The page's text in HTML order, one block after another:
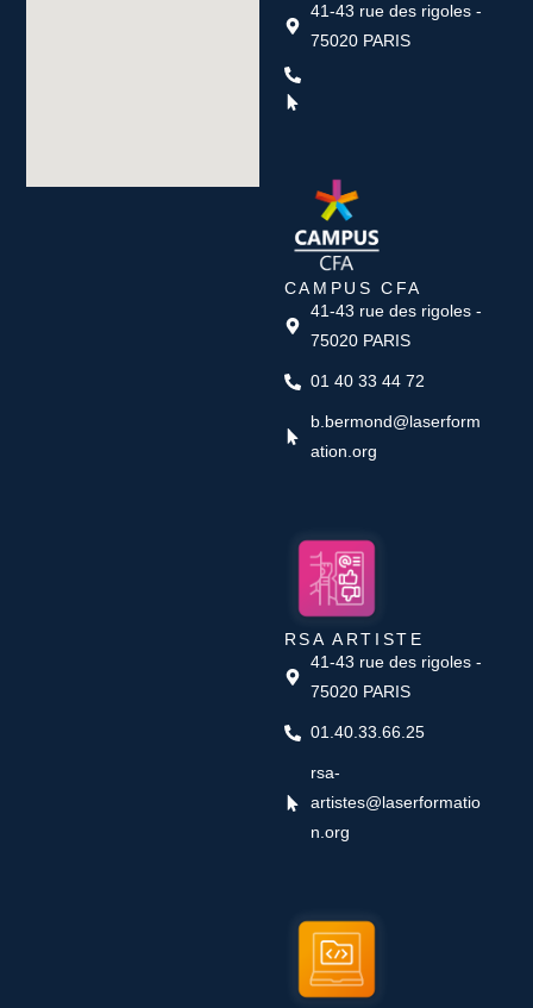
41-43 rue des rigoles -
75020 PARIS
CAMPUS CFA
41-43 rue des rigoles -
75020 PARIS
01 40 33 44 72
b.bermond@laserform
ation.org
RSA ARTISTE
41-43 rue des rigoles -
75020 PARIS
01.40.33.66.25
rsa-
artistes@laserformatio
n.org